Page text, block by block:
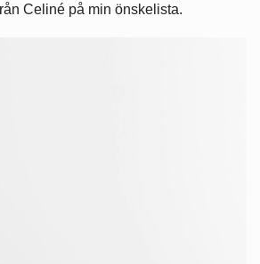
Celiné på min önskelista.